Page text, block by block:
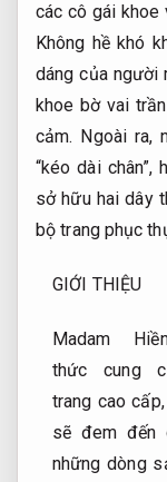
các cô gái khoe
Không hề khó
dáng của người
khoe bờ vai
cảm. Ngoài ra,
“kéo dài
sở hữu hai dây
bộ trang phục
GIỚI THIỆU
Madam
thức cung
trang cao
sẽ đem đến
những dòng